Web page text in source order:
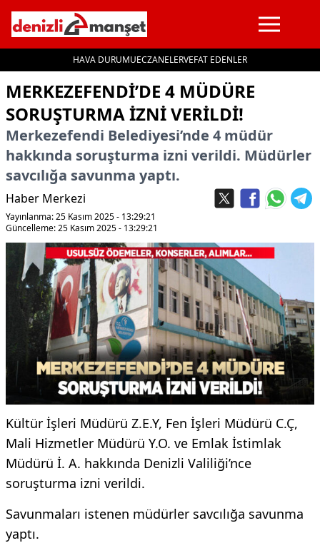
HAVA DURUMUECZANELERVEFAT EDENLER
MERKEZEFENDI’DE 4 MÜDÜRE
SORUŞTURMA IZNI VERILDI!
Merkezefendi Belediyesi’nde 4 müdür
hakkında soruşturma izni verildi. Müdürler
savcılığa savunma yaptı.
Haber Merkezi
Yayınlanma: 25 Kasım 2025 - 13:29:21
Güncelleme: 25 Kasım 2025 - 13:29:21
Kültür İşleri Müdürü Z.E.Y, Fen İşleri Müdürü C.Ç,
Mali Hizmetler Müdürü Y.O. ve Emlak İstimlak
Müdürü İ. A. hakkında Denizli Valiliği’nce
soruşturma izni verildi.
Savunmaları istenen müdürler savcılığa savunma
yaptı.